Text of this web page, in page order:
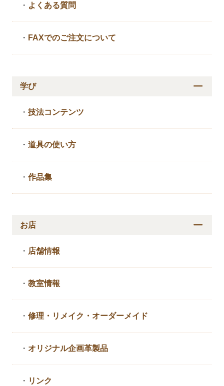
・ よくある質問
・ FAXでのご注文について
学び
・技法コンテンツ
・道具の使い方
・作品集
お店
・ 店舗情報
・教室情報
・修理・リメイク・ オーダーメイド
・ オリジナル企画革製品
・ リンク